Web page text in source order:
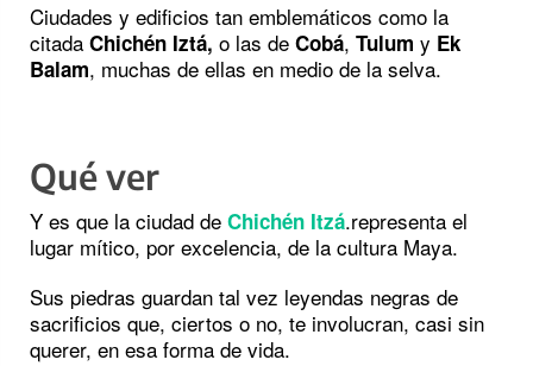
Ciudades y edificios tan emblemáticos como la
citada Chichén Iztá, o las de Cobá, Tulum y Ek
Balam, muchas de ellas en medio de la selva.
Qué ver
Y es que la ciudad de Chichén Itzá.representa el
lugar mítico, por excelencia, de la cultura Maya.
Sus piedras guardan tal vez leyendas negras de
sacrificios que, ciertos o no, te involucran, casi sin
querer, en esa forma de vida.